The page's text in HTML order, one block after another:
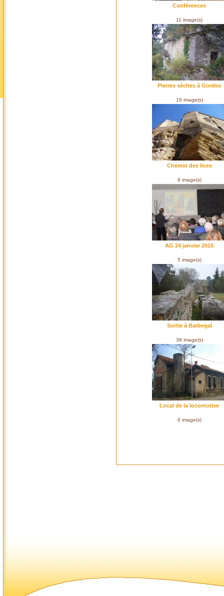
Conférences
11 image(s)
Pierres sèches à Gordes
16 image(s)
Chemin des lices
8 image(s)
AG 24 janvier 2015
5 image(s)
Sortie à Barbegal
38 image(s)
Local de la locomotive
6 image(s)